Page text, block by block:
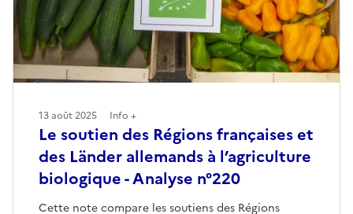
Le soutien des Régions françaises et
des Länder allemands à l’agriculture
biologique - Analyse n°220
Cette note compare les soutiens des Régions
13 août 2025 Info +